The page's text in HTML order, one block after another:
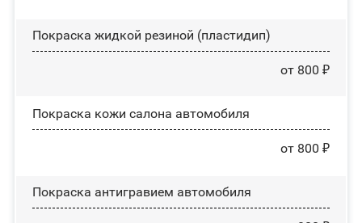
Покраска жидкой резиной (пластидип)
от 800 ₽
Покраска кожи салона автомобиля
от 800 ₽
Покраска антигравием автомобиля